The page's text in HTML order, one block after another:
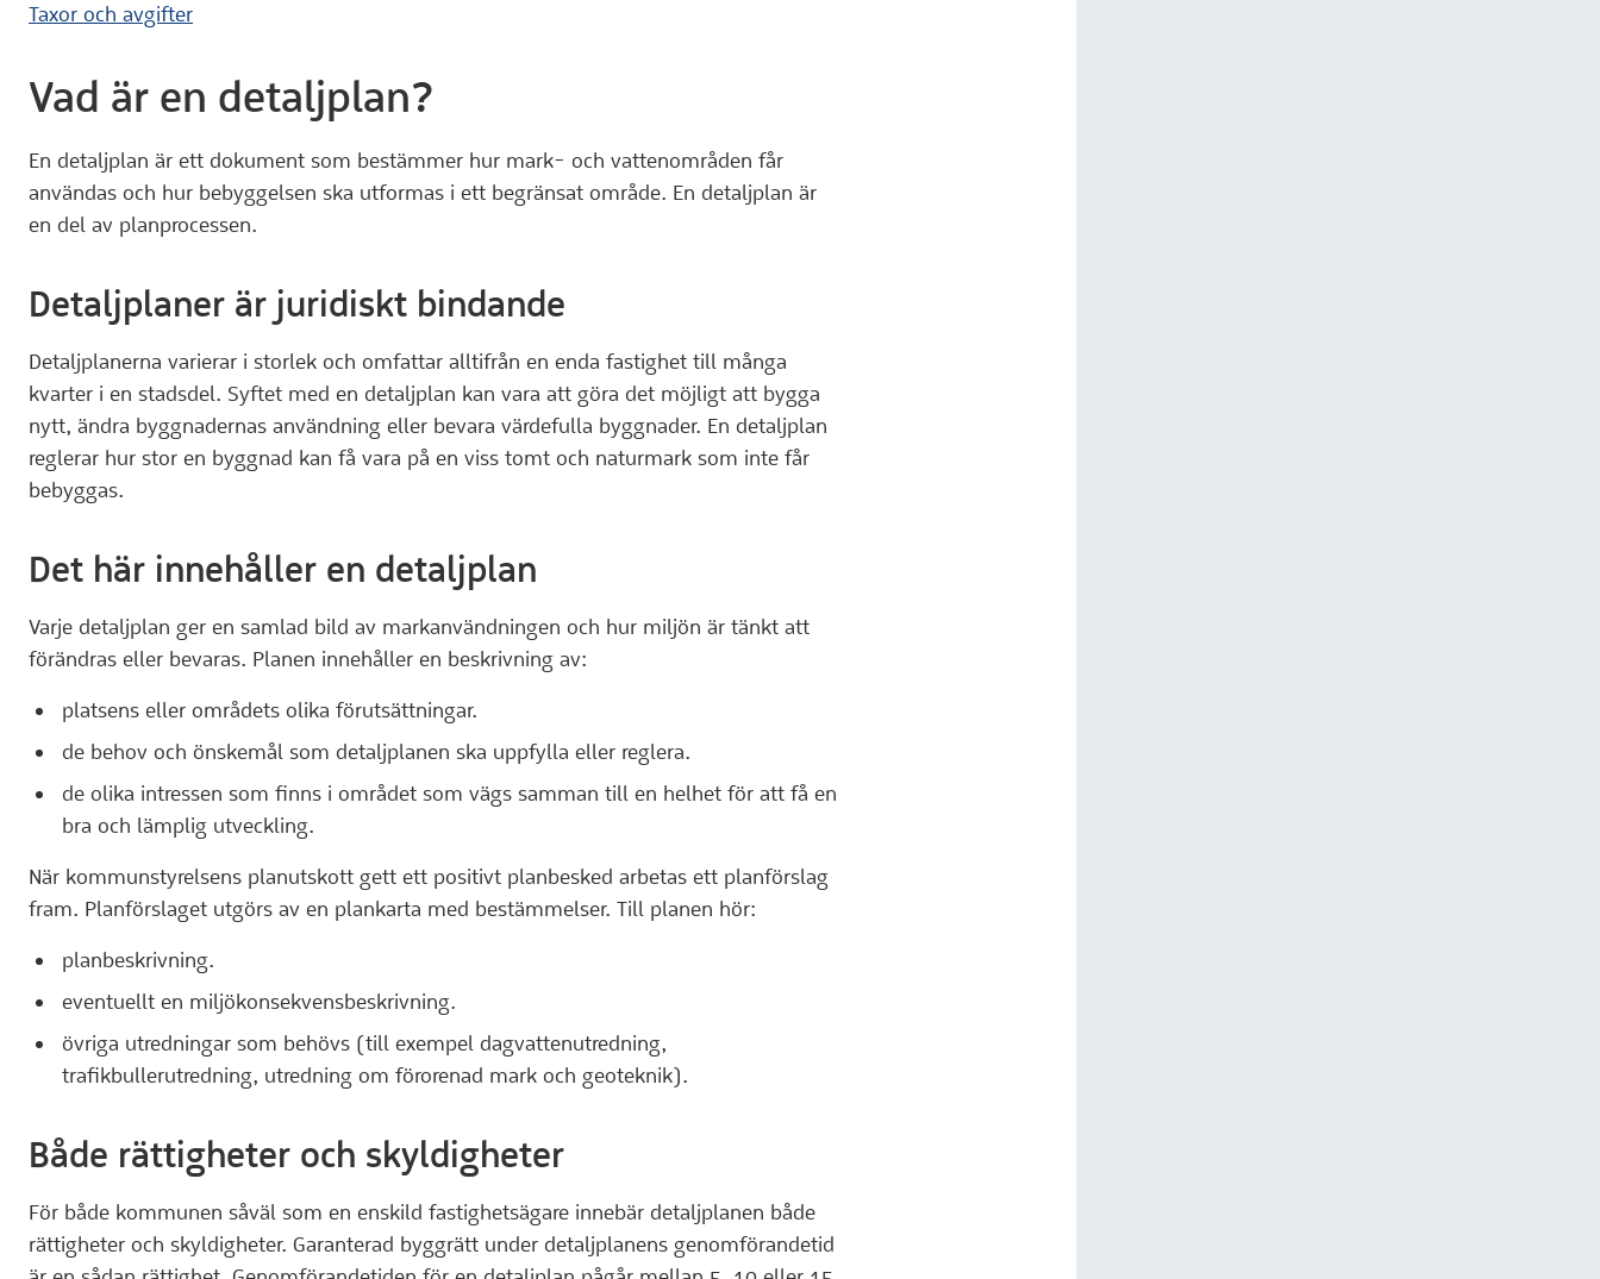
Taxor och avgifter
Vad är en detaljplan?
En detaljplan är ett dokument som bestämmer hur mark- och vattenområden får
användas och hur bebyggelsen ska utformas i ett begränsat område. En detaljplan är
en del av planprocessen.
Detaljplaner är juridiskt bindande
Detaljplanerna varierar i storlek och omfattar alltifrån en enda fastighet till många
kvarter i en stadsdel. Syftet med en detaljplan kan vara att göra det möjligt att bygga
nytt, ändra byggnadernas användning eller bevara värdefulla byggnader. En detaljplan
reglerar hur stor en byggnad kan få vara på en viss tomt och naturmark som inte får
bebyggas.
Det här innehåller en detaljplan
Varje detaljplan ger en samlad bild av markanvändningen och hur miljön är tänkt att
förändras eller bevaras. Planen innehåller en beskrivning av:
platsens eller områdets olika förutsättningar.
de behov och önskemål som detaljplanen ska uppfylla eller reglera.
de olika intressen som finns i området som vägs samman till en helhet för att få en
bra och lämplig utveckling.
När kommunstyrelsens planutskott gett ett positivt planbesked arbetas ett planförslag
fram. Planförslaget utgörs av en plankarta med bestämmelser. Till planen hör:
planbeskrivning.
eventuellt en miljökonsekvensbeskrivning.
övriga utredningar som behövs (till exempel dagvattenutredning,
trafikbullerutredning, utredning om förorenad mark och geoteknik).
Både rättigheter och skyldigheter
För både kommunen såväl som en enskild fastighetsägare innebär detaljplanen både
rättigheter och skyldigheter. Garanterad byggrätt under detaljplanens genomförandetid